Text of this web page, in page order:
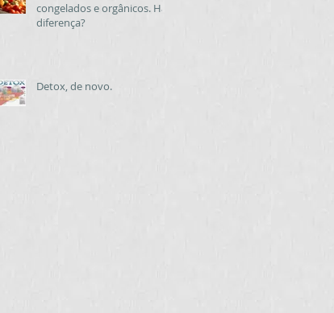
congelados e orgânicos. Há
diferença?
Detox, de novo.